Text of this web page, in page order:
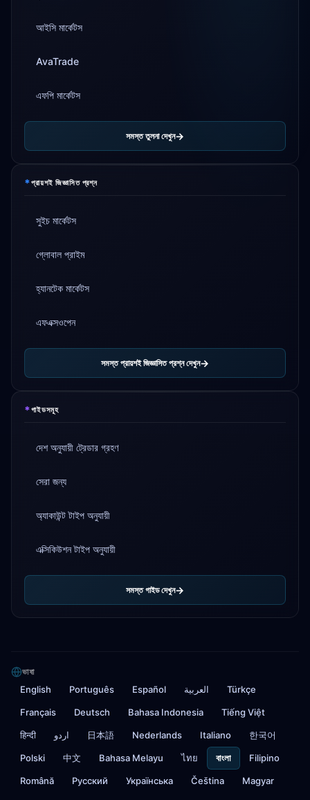
আইসি মার্কেটস
AvaTrade
এফপি মার্কেটস
সমস্ত তুলনা দেখুন
*প্রায়শই জিজ্ঞাসিত প্রশ্ন
সুইচ মার্কেটস
গ্লোবাল প্রাইম
হ্যানটেক মার্কেটস
এফএক্সওপেন
সমস্ত প্রায়শই জিজ্ঞাসিত প্রশ্ন দেখুন
*গাইডসমূহ
দেশ অনুযায়ী ট্রেডার গ্রহণ
সেরা জন্য
অ্যাকাউন্ট টাইপ অনুযায়ী
এক্সিকিউশন টাইপ অনুযায়ী
সমস্ত গাইড দেখুন
ভাষা
English Português Español العربية Türkçe
Français Deutsch Bahasa Indonesia Tiếng Việt
हिन्दी اردو 日本語 Nederlands Italiano 한국어
Polski 中文 Bahasa Melayu ไทย বাংলা Filipino
Română Русский Українська Čeština Magyar